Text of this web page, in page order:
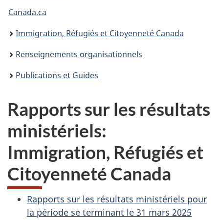
Vous
êtes
ici :
Canada.ca
Immigration, Réfugiés et Citoyenneté Canada
Renseignements organisationnels
Publications et Guides
Rapports sur les résultats
ministériels:
Immigration, Réfugiés et
Citoyenneté Canada
Rapports sur les résultats ministériels pour
la période se terminant le 31 mars 2025